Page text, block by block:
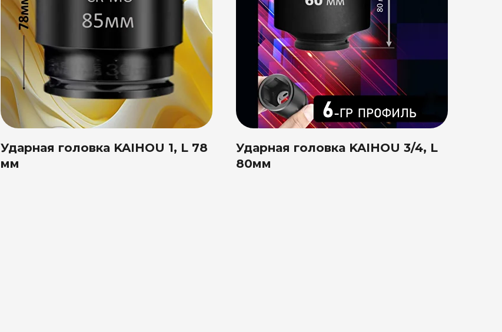
Ударная головка KAIHOU 1, L 78
мм
Ударная головка KAIHOU 3/4, L
80мм